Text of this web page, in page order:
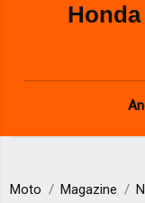
Moto Magazine